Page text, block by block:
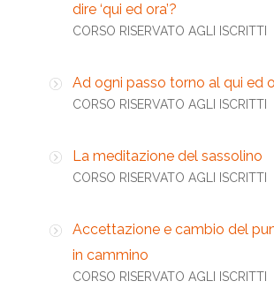
dire ‘qui ed ora’?
CORSO RISERVATO AGLI ISCRITTI
Ad ogni passo torno al qui ed
CORSO RISERVATO AGLI ISCRITTI
La meditazione del sassolino
CORSO RISERVATO AGLI ISCRITTI
Accettazione e cambio del
in cammino
CORSO RISERVATO AGLI ISCRITTI